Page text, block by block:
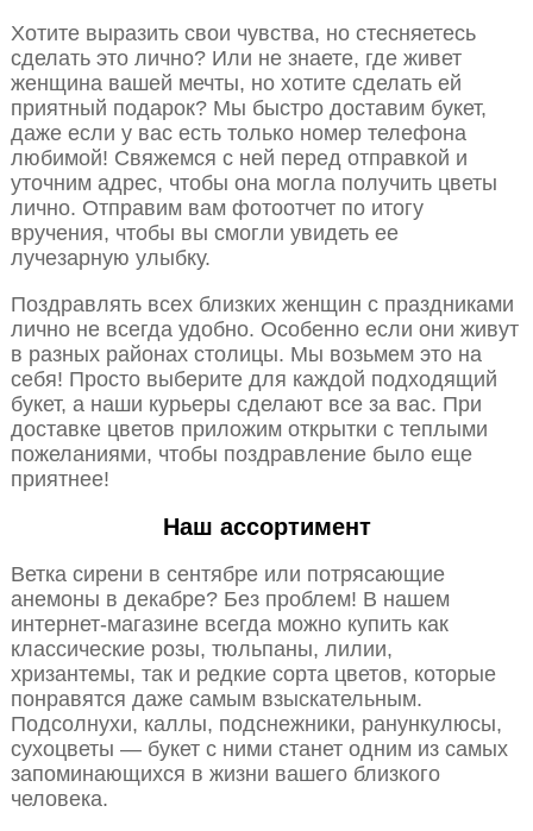
Хотите выразить свои чувства, но стесняетесь
сделать это лично? Или не знаете, где живет
женщина вашей мечты, но хотите сделать ей
приятный подарок? Мы быстро доставим букет,
даже если у вас есть только номер телефона
любимой! Свяжемся с ней перед отправкой и
уточним адрес, чтобы она могла получить цветы
лично. Отправим вам фотоотчет по итогу
вручения, чтобы вы смогли увидеть ее
лучезарную улыбку.
Поздравлять всех близких женщин с праздниками
лично не всегда удобно. Особенно если они живут
в разных районах столицы. Мы возьмем это на
себя! Просто выберите для каждой подходящий
букет, а наши курьеры сделают все за вас. При
доставке цветов приложим открытки с теплыми
пожеланиями, чтобы поздравление было еще
приятнее!
Наш ассортимент
Ветка сирени в сентябре или потрясающие
анемоны в декабре? Без проблем! В нашем
интернет-магазине всегда можно купить как
классические розы, тюльпаны, лилии,
хризантемы, так и редкие сорта цветов, которые
понравятся даже самым взыскательным.
Подсолнухи, каллы, подснежники, ранункулюсы,
сухоцветы — букет с ними станет одним из самых
запоминающихся в жизни вашего близкого
человека.